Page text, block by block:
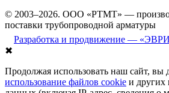
© 2003–2026. ООО «РТМТ» —
поставки трубопроводной арматуры
Разработка и продвижение —
✖
Продолжая использовать наш сайт, вы
использование файлов cookie и других